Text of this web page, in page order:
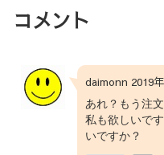
コメント
daimonn 2019
あれ？もう注
私も欲しいで
いですか？